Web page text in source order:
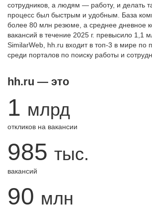
сотрудников, а людям — работу, и делать
процесс был быстрым и удобным. База
более 80 млн резюме, а среднее дневное
вакансий в течение 2025 г. превысило 1,1
SimilarWeb, hh.ru входит в топ-3 в мире по
среди порталов по поиску работы и
hh.ru — это
1 млрд
откликов на вакансии
985 тыс.
вакансий
90 млн